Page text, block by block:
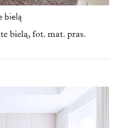
bielą
bielą, fot. mat. pras.